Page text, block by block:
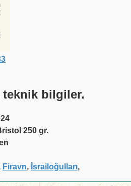
teknik bilgiler.
250 gr.
Firavn, İsrailoğulları,